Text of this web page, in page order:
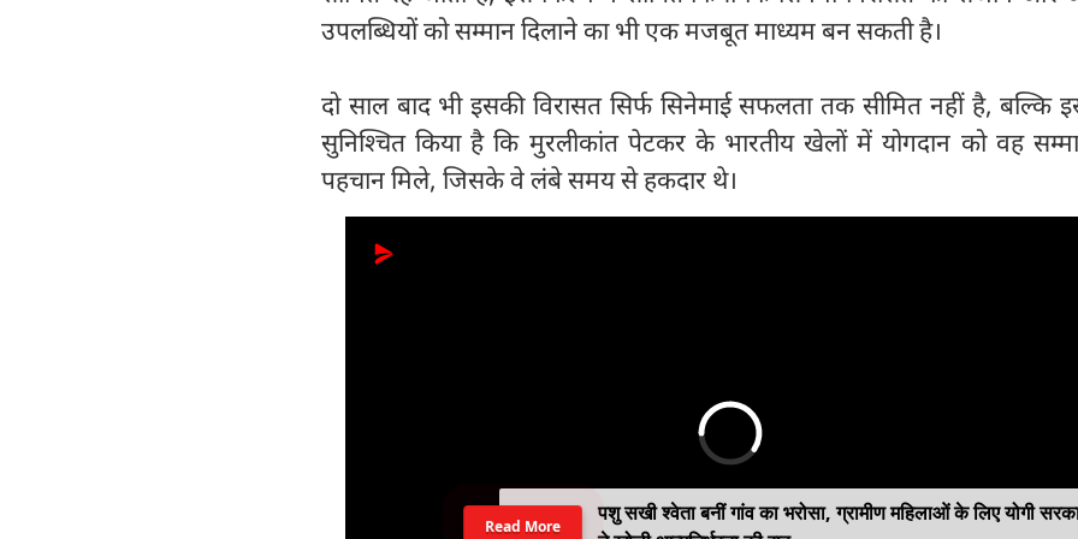
उपलब्धियों को सम्मान दिलाने का भी एक मजबूत माध्यम बन सकती है।
दो साल बाद भी इसकी विरासत सिर्फ सिनेमाई सफलता तक सीमित नहीं है, बल्कि
सुनिश्चित किया है कि मुरलीकांत पेटकर के भारतीय खेलों में योगदान को वह
पहचान मिले, जिसके वे लंबे समय से हकदार थे।